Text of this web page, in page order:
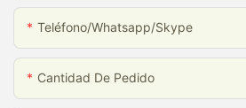
Teléfono/whatsapp/skype
Cantidad De Pedido